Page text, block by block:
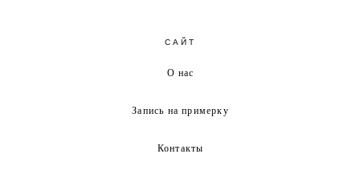
САЙТ
О нас
Запись на примерку
Контакты